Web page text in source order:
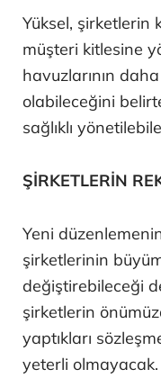
Yüksel, şirketlerin
müşteri kitlesine
havuzlarının
olabileceğini
sağlıklı
ŞİRKETLERİN
Yeni
şirketlerinin
değiştirebileceği
şirketlerin
yaptıkları
yeterli